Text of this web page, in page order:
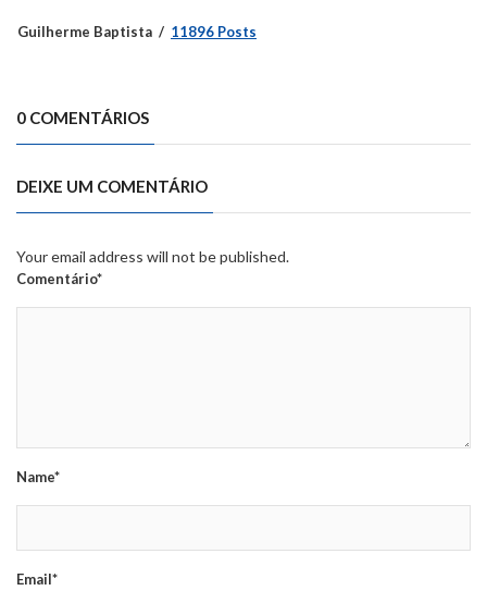
Guilherme Baptista 11896 Posts
0 COMENTÁRIOS
DEIXE UM COMENTÁRIO
Your email address will not be published.
Comentário*
Name*
Email*